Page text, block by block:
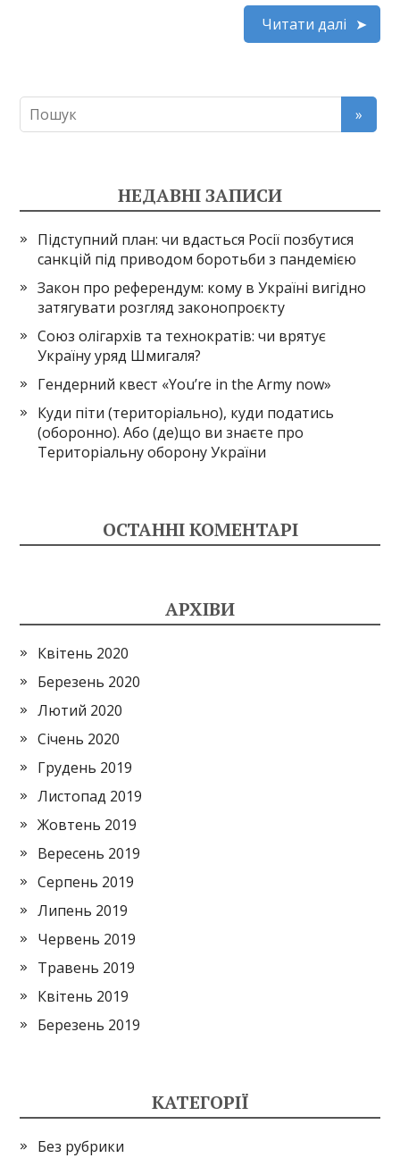
Читати далі
НЕДАВНІ ЗАПИСИ
Підступний план: чи вдасться Росії позбутися
санкцій під приводом боротьби з пандемією
Закон про референдум: кому в Україні вигідно
затягувати розгляд законопроєкту
Союз олігархів та технократів: чи врятує
Україну уряд Шмигаля?
Гендерний квест «You’re in the Army now»
Куди піти (територіально), куди податись
(оборонно). Або (де)що ви знаєте про
Територіальну оборону України
ОСТАННІ КОМЕНТАРІ
АРХІВИ
Квітень 2020
Березень 2020
Лютий 2020
Січень 2020
Грудень 2019
Листопад 2019
Жовтень 2019
Вересень 2019
Серпень 2019
Липень 2019
Червень 2019
Травень 2019
Квітень 2019
Березень 2019
КАТЕГОРІЇ
Без рубрики